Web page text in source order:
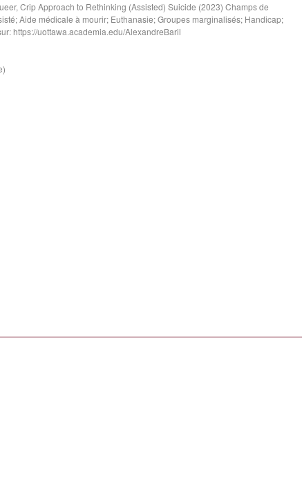
Crip Approach to Rethinking (Assisted) Suicide (2023) Champs de
Aide médicale à mourir; Euthanasie; Groupes marginalisés; Handicap;
https://uottawa.academia.edu/AlexandreBaril